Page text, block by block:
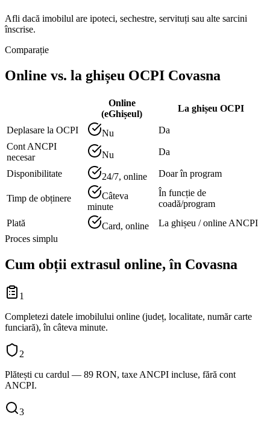
Afli dacă imobilul are ipoteci, sechestre, servituți sau alte sarcini
înscrise.
Comparație
Online vs. la ghișeu OCPI Covasna
Online
(eGhișeul)
La ghișeu OCPI
Deplasare la OCPI Nu
Da
Cont ANCPI
necesar
Nu Da
Disponibilitate 24/7, online Doar în program
Timp de obținere
Câteva
minute
În funcție de
coadă/program
Plată
Card, online
La ghișeu / online ANCPI
Proces simplu
Cum obții extrasul online, în Covasna
1
Completezi datele imobilului online (județ, localitate, număr carte
funciară), în câteva minute.
2
Plătești cu cardul — 89 RON, taxe ANCPI incluse, fără cont
ANCPI.
3